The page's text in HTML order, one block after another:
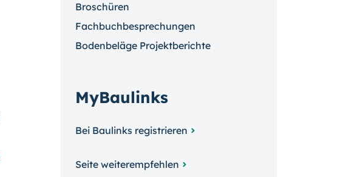
Broschüren
Fachbuchbesprechungen
Bodenbeläge Projektberichte
MyBaulinks
Bei Baulinks registrieren
Seite weiterempfehlen